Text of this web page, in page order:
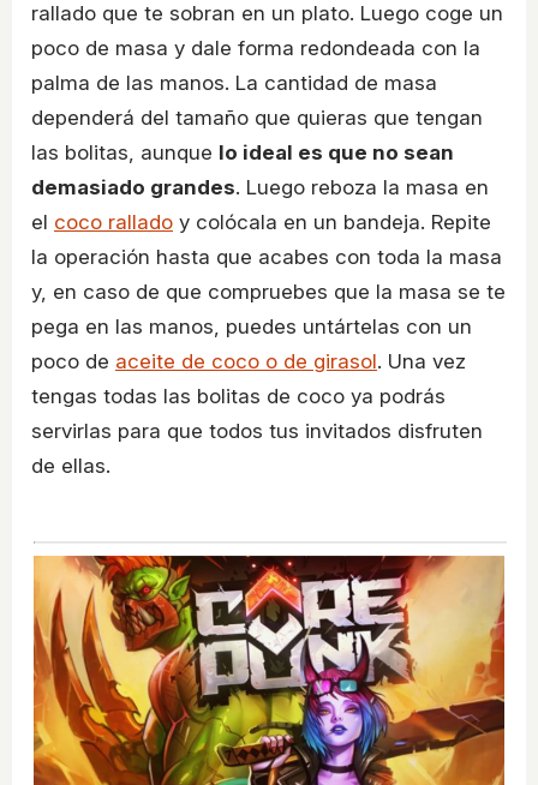
rallado que te sobran en un plato. Luego coge un
poco de masa y dale forma redondeada con la
palma de las manos. La cantidad de masa
dependerá del tamaño que quieras que tengan
las bolitas, aunque lo ideal es que no sean
demasiado grandes. Luego reboza la masa en
el coco rallado y colócala en un bandeja. Repite
la operación hasta que acabes con toda la masa
y, en caso de que compruebes que la masa se te
pega en las manos, puedes untártelas con un
poco de aceite de coco o de girasol. Una vez
tengas todas las bolitas de coco ya podrás
servirlas para que todos tus invitados disfruten
de ellas.